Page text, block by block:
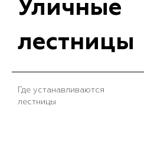
Уличные
лестницы
Где устанавливаются
лестницы